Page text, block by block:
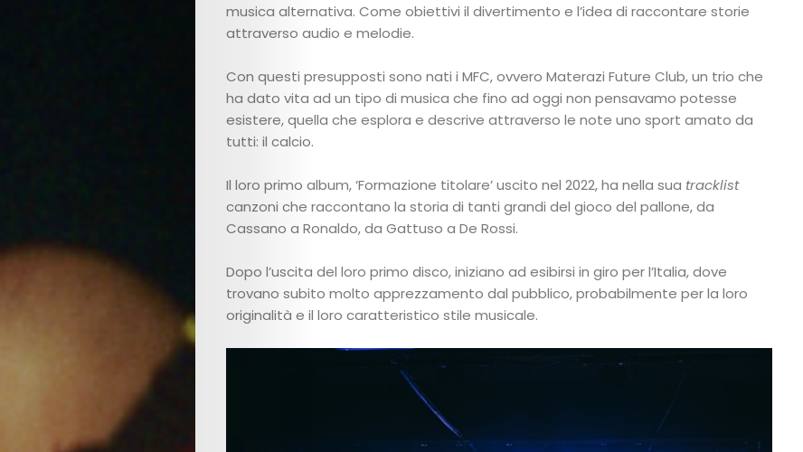
musica alternativa. Come obiettivi il divertimento e l’idea di raccontare storie
attraverso audio e melodie.
Con questi presupposti sono nati i MFC, ovvero Materazi Future Club, un trio che
ha dato vita ad un tipo di musica che fino ad oggi non pensavamo potesse
esistere, quella che esplora e descrive attraverso le note uno sport amato da
tutti: il calcio.
Il loro primo album, ‘Formazione titolare’ uscito nel 2022, ha nella sua tracklist
canzoni che raccontano la storia di tanti grandi del gioco del pallone, da
Cassano a Ronaldo, da Gattuso a De Rossi.
Dopo l’uscita del loro primo disco, iniziano ad esibirsi in giro per l’Italia, dove
trovano subito molto apprezzamento dal pubblico, probabilmente per la loro
originalità e il loro caratteristico stile musicale.